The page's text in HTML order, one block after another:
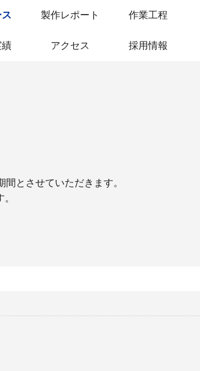
製作レポート 作業工程
績 アクセス 採用情報
とさせていただきます。